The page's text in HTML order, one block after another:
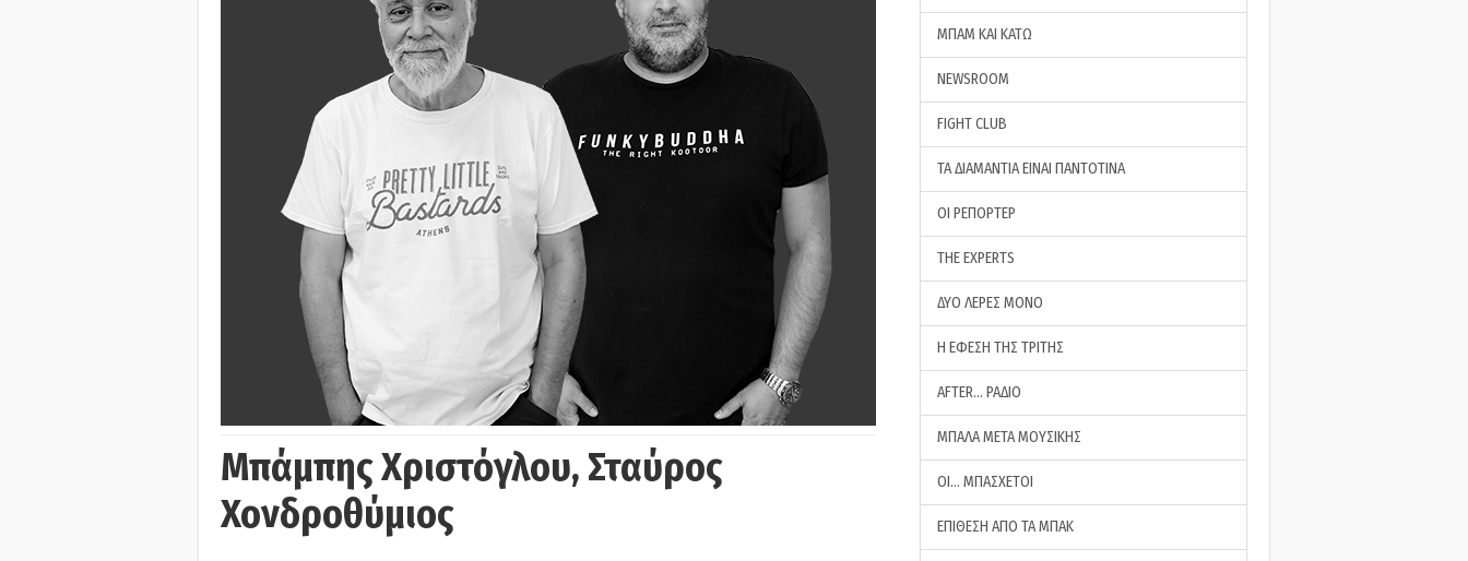
Μπάμπης Χριστόγλου, Σταύρος
Χονδροθύμιος
ΜΠΑΜ ΚΑΙ ΚΑΤΩ
NEWSROOM
FIGHT CLUB
ΤΑ ΔΙΑΜΑΝΤΙΑ ΕΙΝΑΙ ΠΑΝΤΟΤΙΝΑ
ΟΙ ΡΕΠΟΡΤΕΡ
THE EXPERTS
ΔΥΟ ΛΕΡΕΣ ΜΟΝΟ
Η ΕΦΕΣΗ ΤΗΣ ΤΡΙΤΗΣ
AFTER… ΡΑΔΙΟ
ΜΠΑΛΑ ΜΕΤΑ ΜΟΥΣΙΚΗΣ
ΟΙ… ΜΠΑΣΧΕΤΟΙ
ΕΠΙΘΕΣΗ ΑΠΟ ΤΑ ΜΠΑΚ